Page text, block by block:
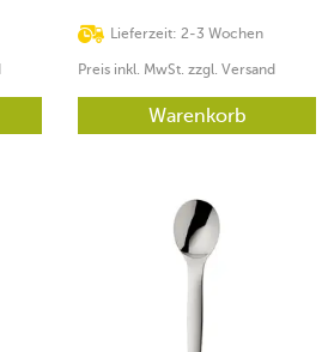
Lieferzeit: 2-3 Wochen
Preis inkl. MwSt. zzgl. Versand
Warenkorb